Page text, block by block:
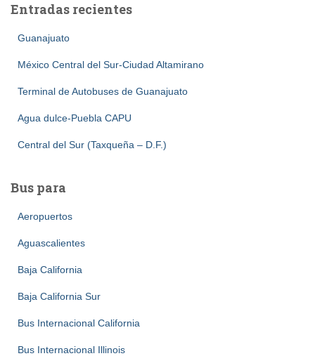
Entradas recientes
Guanajuato
México Central del Sur-Ciudad Altamirano
Terminal de Autobuses de Guanajuato
Agua dulce-Puebla CAPU
Central del Sur (Taxqueña – D.F.)
Bus para
Aeropuertos
Aguascalientes
Baja California
Baja California Sur
Bus Internacional California
Bus Internacional Illinois